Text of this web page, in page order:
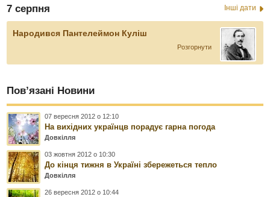
7 серпня Інші дати
Народився Пантелеймон Куліш
Розгорнути
Пов’язані Новини
07 вересня 2012 о 12:10
На вихідних українцв порадує гарна погода
Довкілля
03 жовтня 2012 о 10:30
До кінця тижня в Україні збережеться тепло
Довкілля
26 вересня 2012 о 10:44